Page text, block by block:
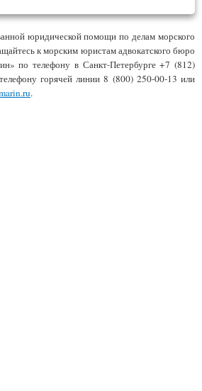
юридической помощи по делам морского
к морским юристам адвокатского бюро
по телефону в Санкт-Петербурге +7 (812)
горячей линии 8 (800) 250-00-13 или
.